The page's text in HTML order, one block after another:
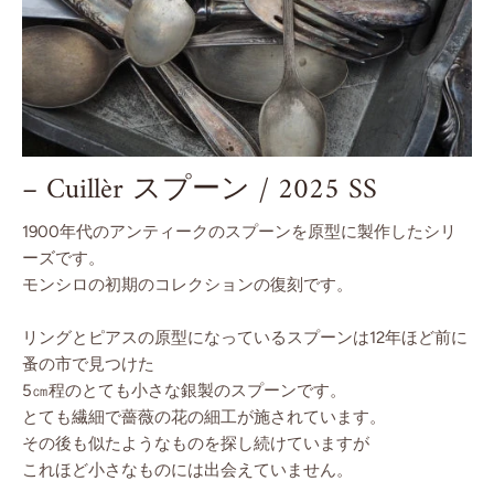
– Cuillèr スプーン / 2025 SS
1900年代のアンティークのスプーンを原型に製作したシリ
ーズです。
モンシロの初期のコレクションの復刻です。
リングとピアスの原型になっているスプーンは12年ほど前に
蚤の市で見つけた
5㎝程のとても小さな銀製のスプーンです。
とても繊細で薔薇の花の細工が施されています。
その後も似たようなものを探し続けていますが
これほど小さなものには出会えていません。